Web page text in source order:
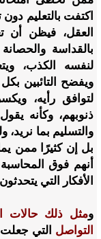
اكتفت بالتعليم
العقل، فيظن أن
بالقداسة
لنفسه الكذب،
ويفضح التائبين
لتوافق رأيه،
ذنوبهم، وكأنه
والتسليم بما
بل إن كثيرًا ممن
أنهم فوق
الأفكار التي
ومثل ذلك حالات
التواصل التي